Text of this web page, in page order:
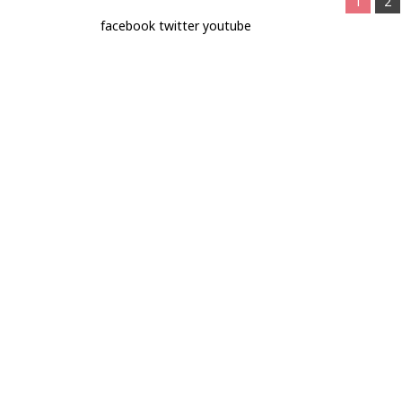
facebook twitter youtube